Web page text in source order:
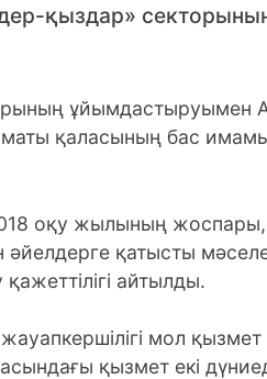
қыздар» секторының
ұйымдастыруымен
қаласының бас
оқу жылының жоспары,
қатысты
айтылды.
мол қызмет
қызмет екі